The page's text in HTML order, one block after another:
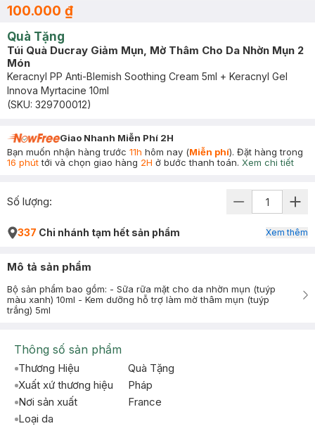
100.000 ₫
Quà Tặng
Túi Quà Ducray Giảm Mụn, Mờ Thâm Cho Da Nhờn Mụn 2
Món
Keracnyl PP Anti-Blemish Soothing Cream 5ml + Keracnyl Gel
Innova Myrtacine 10ml
(SKU: 329700012)
Giao Nhanh Miễn Phí 2H
Bạn muốn nhận hàng trước 11h hôm nay (Miễn phí). Đặt hàng trong
16 phúttới và chọn giao hàng 2H ở bước thanh toán. Xem chi tiết
Số lượng:
337 Chi nhánh tạm hết sản phẩm Xem thêm
Mô tả sản phẩm
Bộ sản phẩm bao gồm: - Sữa rữa mặt cho da nhờn mụn (tuýp
màu xanh) 10ml - Kem dưỡng hỗ trợ làm mờ thâm mụn (tuýp
trắng) 5ml
Thông số sản phẩm
Thương Hiệu
Quà Tặng
Xuất xứ thương hiệu
Pháp
Nơi sản xuất
France
Loại da